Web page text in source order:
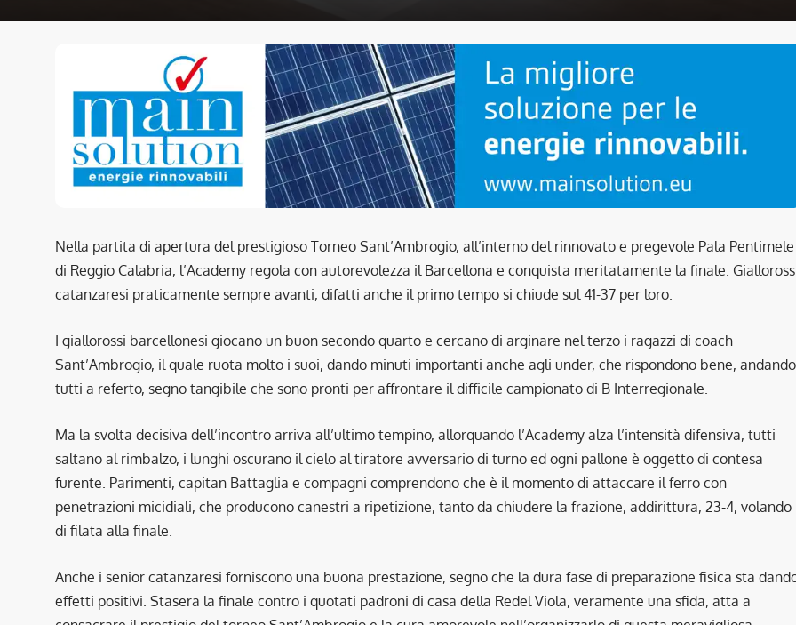
Nella partita di apertura del prestigioso Torneo Sant’Ambrogio, all’interno del rinnovato e pregevole Pala Pentimele
di Reggio Calabria, l’Academy regola con autorevolezza il Barcellona e conquista meritatamente la finale.
catanzaresi praticamente sempre avanti, difatti anche il primo tempo si chiude sul 41-37 per loro.
I giallorossi barcellonesi giocano un buon secondo quarto e cercano di arginare nel terzo i ragazzi di coach
Sant’Ambrogio, il quale ruota molto i suoi, dando minuti importanti anche agli under, che rispondono bene, andando
tutti a referto, segno tangibile che sono pronti per affrontare il difficile campionato di B Interregionale.
Ma la svolta decisiva dell’incontro arriva all’ultimo tempino, allorquando l’Academy alza l’intensità difensiva, tutti
saltano al rimbalzo, i lunghi oscurano il cielo al tiratore avversario di turno ed ogni pallone è oggetto di contesa
furente. Parimenti, capitan Battaglia e compagni comprendono che è il momento di attaccare il ferro con
penetrazioni micidiali, che producono canestri a ripetizione, tanto da chiudere la frazione, addirittura, 23-4, volando
di filata alla finale.
Anche i senior catanzaresi forniscono una buona prestazione, segno che la dura fase di preparazione fisica sta
effetti positivi. Stasera la finale contro i quotati padroni di casa della Redel Viola, veramente una sfida, atta a